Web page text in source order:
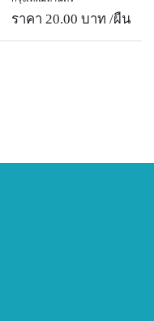
ราคา 20.00 บาท /ผืน